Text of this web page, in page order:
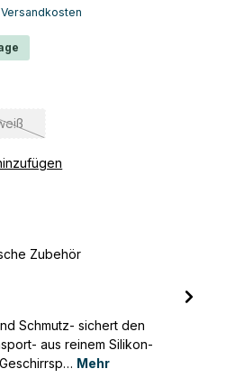
zurzeit nicht verfügbar.)
(Diese Option ist zurzeit nicht verfügbar.)
Zubehör
Schmutz- sichert den
aus reinem Silikon-
Mehr